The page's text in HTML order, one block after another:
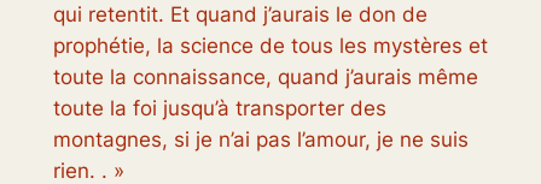
qui retentit. Et quand j’aurais le don de
prophétie, la science de tous les mystères et
toute la connaissance, quand j’aurais même
toute la foi jusqu’à transporter des
montagnes, si je n’ai pas l’amour, je ne suis
rien. . »